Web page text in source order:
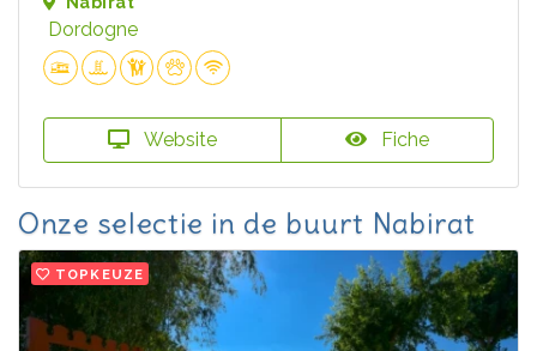
Dordogne
Website Fiche
Onze selectie in de buurt Nabirat
TOPKEUZE